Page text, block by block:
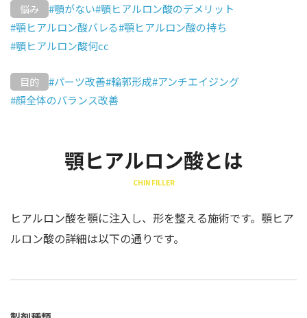
悩み #顎がない#顎ヒアルロン酸のデメリット
#顎ヒアルロン酸バレる#顎ヒアルロン酸の持ち
#顎ヒアルロン酸何cc
目的 #パーツ改善#輪郭形成#アンチエイジング
#顔全体のバランス改善
顎ヒアルロン酸とは
CHIN FILLER
ヒアルロン酸を顎に注入し、形を整える施術です。顎ヒア
ルロン酸の詳細は以下の通りです。